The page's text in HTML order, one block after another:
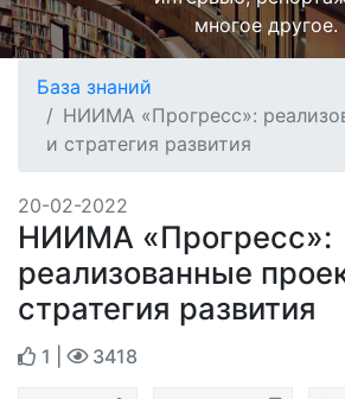
многое другое.
База знаний
НИИМА «Прогресс»:
и стратегия развития
20-02-2022
НИИМА «Прогресс»:
реализованные
стратегия развития
1 3418